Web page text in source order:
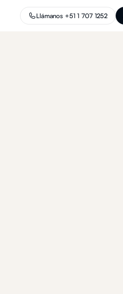
Llámanos +51 1 707 1252